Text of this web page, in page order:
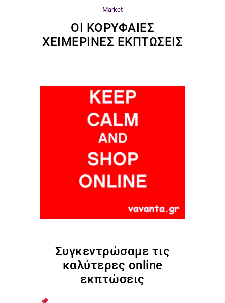
Market
ΟΙ ΚΟΡΥΦΑΊΕΣ
ΧΕΙΜΕΡΙΝΈΣ ΕΚΠΤΏΣΕΙΣ
Συγκεντρώσαμε τις
καλύτερες online
εκπτώσεις